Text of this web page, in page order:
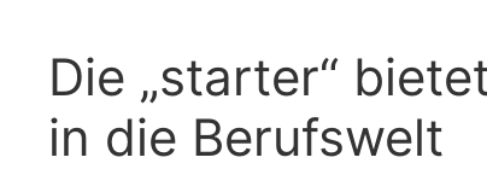
Die „starter“
in die Berufswelt